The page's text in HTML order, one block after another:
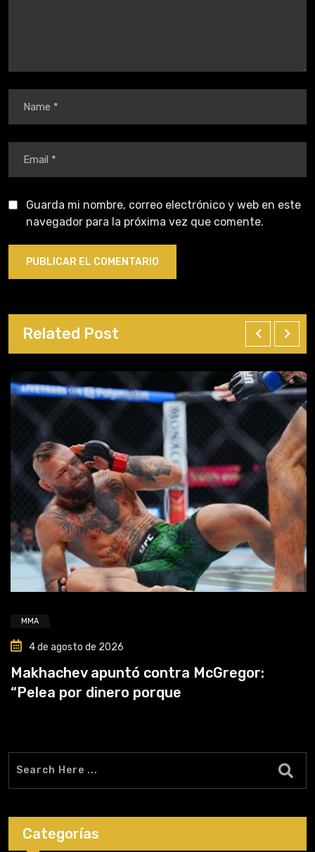
Guarda mi nombre, correo electrónico y web en este
navegador para la próxima vez que comente.
Related Post
MMA
4 de agosto de 2026
Makhachev apuntó contra McGregor:
“Pelea por dinero porque
Categorías